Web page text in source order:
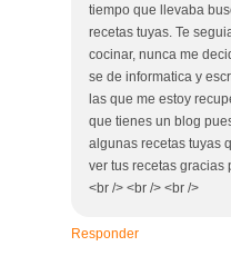
tiempo que llevaba
recetas tuyas. Te
cocinar, nunca me
se de informatica y
las que me estoy
que tienes un blog
algunas recetas tuyas
ver tus recetas gracias
<br /> <br /> <br />
Responder